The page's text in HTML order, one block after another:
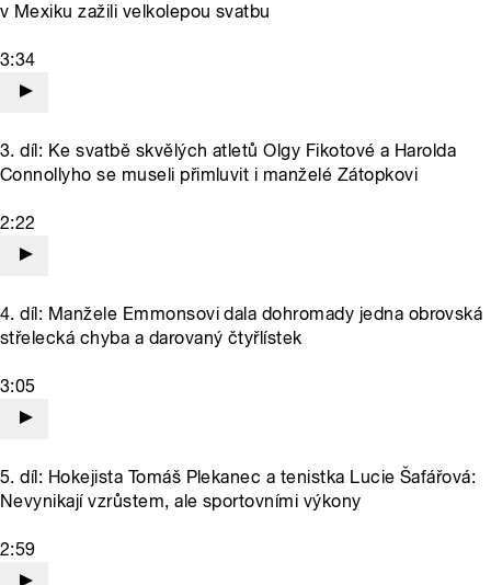
v Mexiku zažili velkolepou svatbu
3:34
3. díl: Ke svatbě skvělých atletů Olgy Fikotové a Harolda
Connollyho se museli přimluvit i manželé Zátopkovi
2:22
4. díl: Manžele Emmonsovi dala dohromady jedna obrovská
střelecká chyba a darovaný čtyřlístek
3:05
5. díl: Hokejista Tomáš Plekanec a tenistka Lucie Šafářová:
Nevynikají vzrůstem, ale sportovními výkony
2:59